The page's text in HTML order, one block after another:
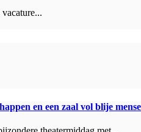
en een zaal vol blije